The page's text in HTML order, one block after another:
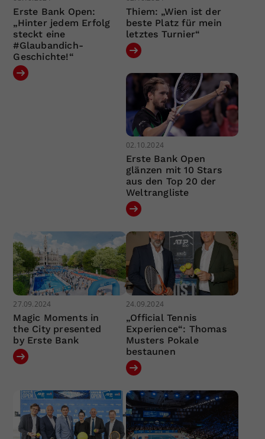
Erste Bank Open:
„Hinter jedem Erfolg
steckt eine
#Glaubandich-
Geschichte!“
Thiem: „Wien ist der
beste Platz für mein
letztes Turnier“
02.10.2024
Erste Bank Open
glänzen mit 10 Stars
aus den Top 20 der
Weltrangliste
27.09.2024
Magic Moments in
the City presented
by Erste Bank
24.09.2024
„Official Tennis
Experience“: Thomas
Musters Pokale
bestaunen